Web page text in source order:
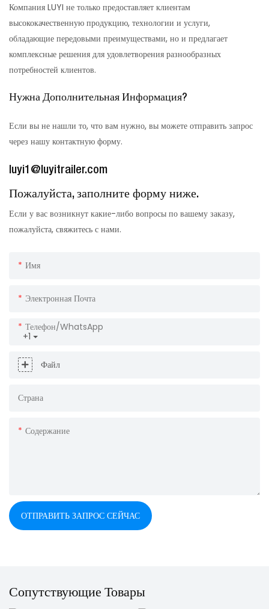
Компания LUYI не только предоставляет клиентам
высококачественную продукцию, технологии и услуги,
обладающие передовыми преимуществами, но и предлагает
комплексные решения для удовлетворения разнообразных
потребностей клиентов.
Нужна Дополнительная Информация?
Если вы не нашли то, что вам нужно, вы можете отправить запрос
через нашу контактную форму.
luyi1@luyitrailer.com
Пожалуйста, заполните форму ниже.
Если у вас возникнут какие-либо вопросы по вашему заказу,
пожалуйста, свяжитесь с нами.
Имя
Электронная Почта
+1
Телефон/WhatsApp
Файл
Страна
Содержание
ОТПРАВИТЬ ЗАПРОС СЕЙЧАС
Сопутствующие Товары